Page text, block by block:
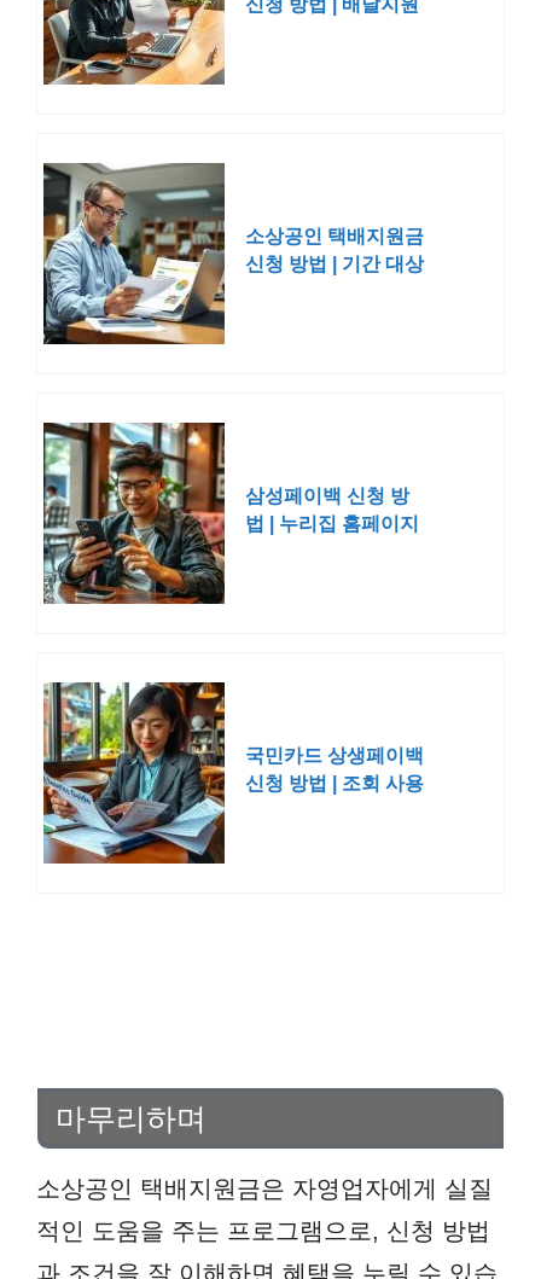
신청 방법 | 배달지원
소상공인 택배지원금
신청 방법 | 기간 대상
삼성페이백 신청 방
법 | 누리집 홈페이지
국민카드 상생페이백
신청 방법 | 조회 사용
마무리하며
소상공인 택배지원금은 자영업자에게 실질
적인 도움을 주는 프로그램으로, 신청 방법
과 조건을 잘 이해하면 혜택을 누릴 수 있습